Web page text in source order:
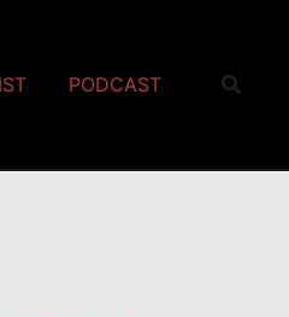
PODCAST